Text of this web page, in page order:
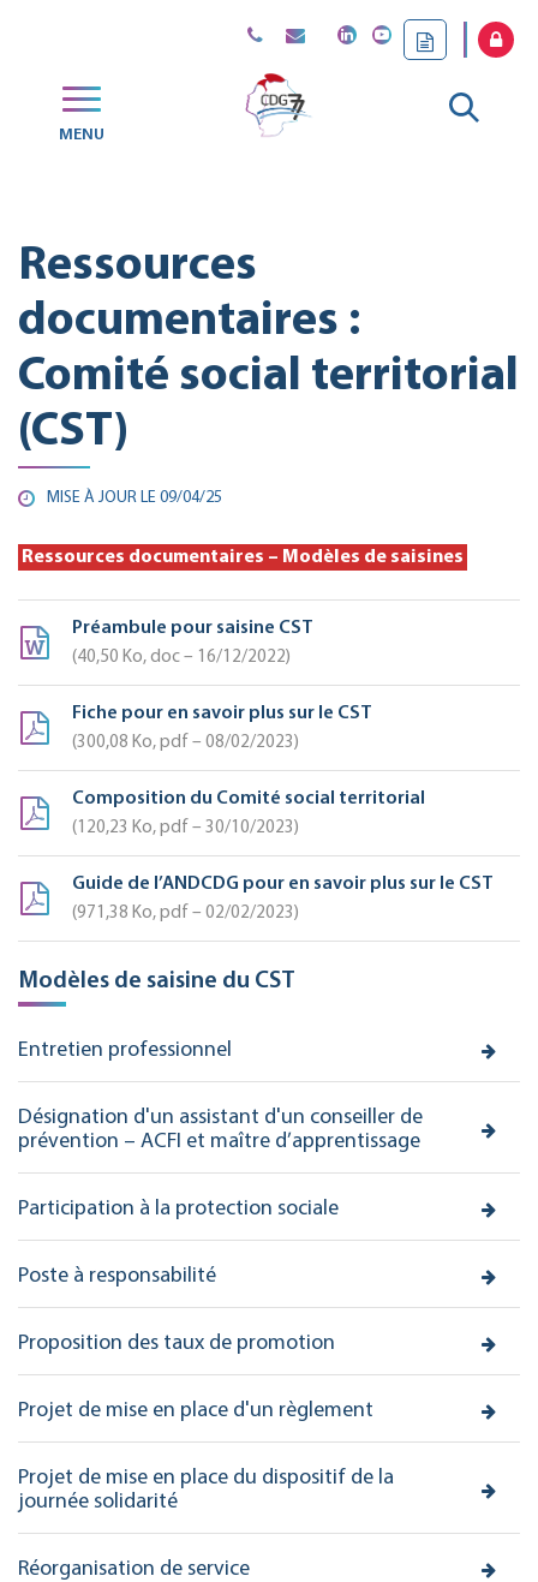
MENU
Aller
Ressources
documentaires :
Comité social territorial
(CST)
MISE À JOUR LE 09/04/25
Ressources documentaires – Modèles de saisines
Préambule pour saisine CST
40,50 Ko, doc – 16/12/2022
Fiche pour en savoir plus sur le CST
300,08 Ko, pdf – 08/02/2023
Composition du Comité social territorial
120,23 Ko, pdf – 30/10/2023
Guide de l’ANDCDG pour en savoir plus sur le CST
971,38 Ko, pdf – 02/02/2023
Modèles de saisine du CST
Entretien professionnel
Désignation d'un assistant d'un conseiller de
prévention – ACFI et maître d’apprentissage
Participation à la protection sociale
Poste à responsabilité
Proposition des taux de promotion
Projet de mise en place d'un règlement
Projet de mise en place du dispositif de la
journée solidarité
Réorganisation de service